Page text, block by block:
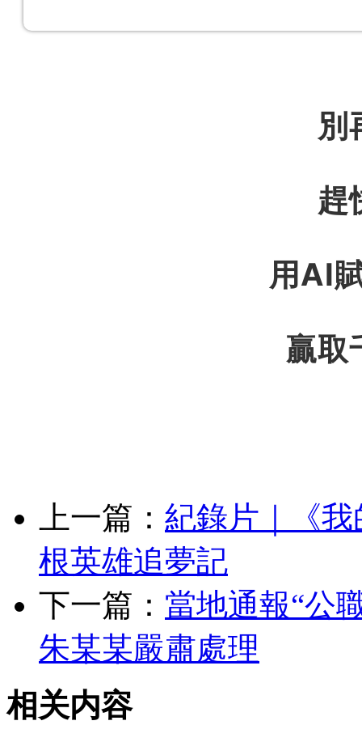
別
趕
用AI
贏取
上一篇： 紀錄片｜《
根英雄追夢記
下一篇： 當地通報“公
朱某某嚴肅處理
相关内容